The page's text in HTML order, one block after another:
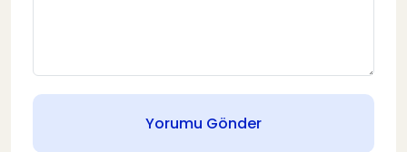
Yorumu Gönder